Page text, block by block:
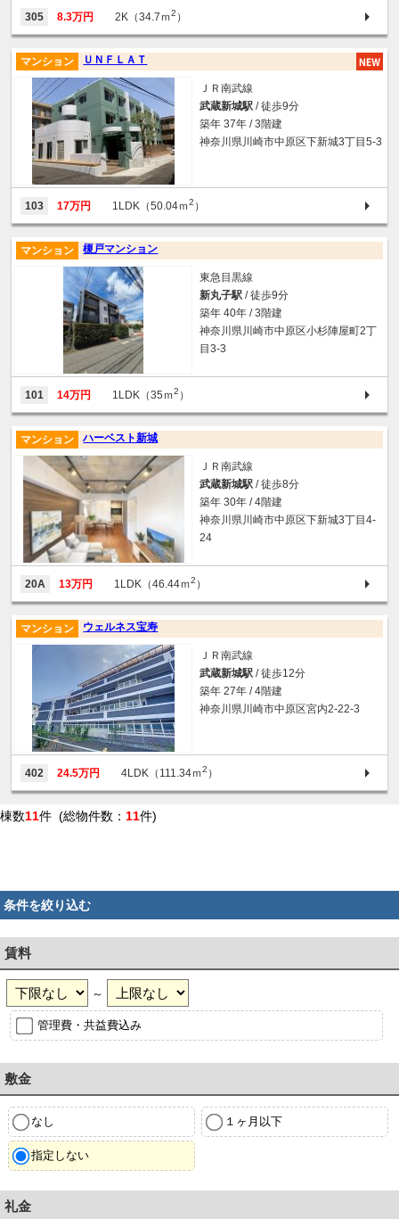
305 8.3万円 2K（34.7ｍ2 ）
ＵＮＦＬＡＴ
マンション
ＪＲ南武線
武蔵新城駅 / 徒歩9分
築年 37年 / 3階建
神奈川県川崎市中原区下新城3丁目5-3
103 17万円 1LDK（50.04ｍ2 ）
榎戸マンション
マンション
東急目黒線
新丸子駅 / 徒歩9分
築年 40年 / 3階建
神奈川県川崎市中原区小杉陣屋町2丁
目3-3
101 14万円 1LDK（35ｍ2 ）
ハーベスト新城
マンション
ＪＲ南武線
武蔵新城駅 / 徒歩8分
築年 30年 / 4階建
神奈川県川崎市中原区下新城3丁目4-
24
20A 13万円 1LDK（46.44ｍ2 ）
ウェルネス宝寿
マンション
ＪＲ南武線
武蔵新城駅 / 徒歩12分
築年 27年 / 4階建
神奈川県川崎市中原区宮内2-22-3
402 24.5万円 4LDK（111.34ｍ2 ）
棟数11件 (総物件数： 11件)
条件を絞り込む
賃料
～
管理費・共益費込み
敷金
なし １ヶ月以下
指定しない
礼金